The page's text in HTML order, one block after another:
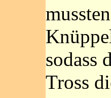
sodass
Tross